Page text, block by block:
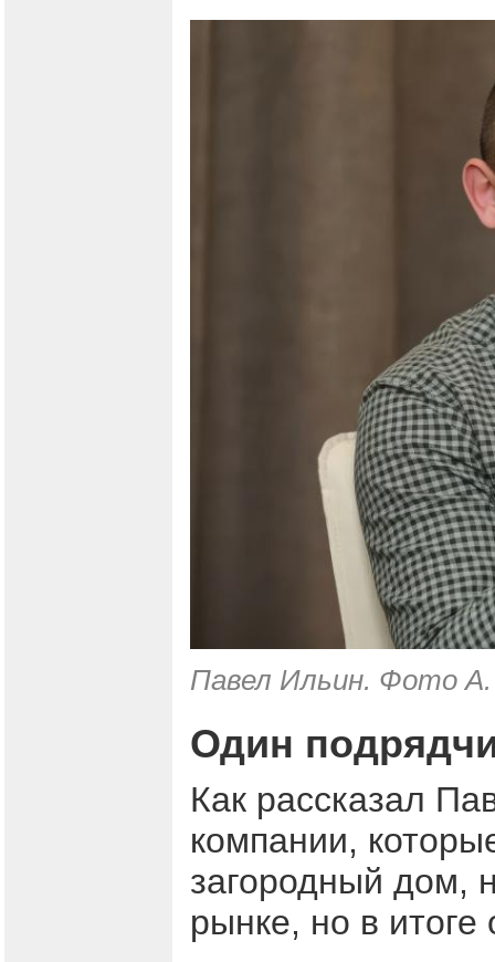
Павел Ильин. Фото
Один
Как рассказал
компании,
загородный дом,
рынке, но в итоге